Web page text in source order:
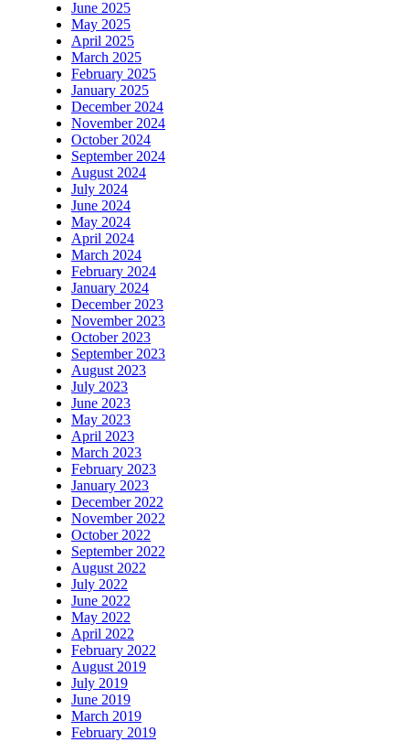
June 2025
May 2025
April 2025
March 2025
February 2025
January 2025
December 2024
November 2024
October 2024
September 2024
August 2024
July 2024
June 2024
May 2024
April 2024
March 2024
February 2024
January 2024
December 2023
November 2023
October 2023
September 2023
August 2023
July 2023
June 2023
May 2023
April 2023
March 2023
February 2023
January 2023
December 2022
November 2022
October 2022
September 2022
August 2022
July 2022
June 2022
May 2022
April 2022
February 2022
August 2019
July 2019
June 2019
March 2019
February 2019